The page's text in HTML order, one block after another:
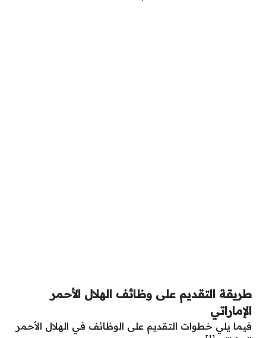
طريقة التقديم على وظائف الهلال الأحمر
الإماراتي
فيما يلي خطوات التقديم على الوظائف في الهلال الأحمر